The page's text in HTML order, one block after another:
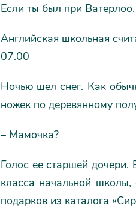
Если ты был при Ватерлоо.
Английская школьная
07.00
Ночью шел снег. Как
ножек по деревянному
– Мамочка?
Голос ее старшей дочери.
класса начальной
подарков из каталога